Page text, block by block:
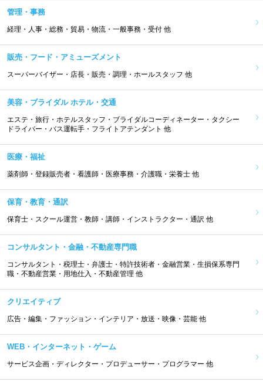
管理・事務
経理・人事・総務・貿易・物流・一般事務・受付 他
販売・フード・アミューズメント
スーパーバイザー・店長・販売・調理・ホールスタッフ 他
美容・ブライダル ホテル・交通
エステ・旅行・ホテルスタッフ・ブライダルコーディネーター・タクシー
ドライバー・バス運転手・フライトアテンダント 他
医療・福祉
薬剤師・登録販売者・看護師・医療事務・介護職・栄養士 他
保育・教育・通訳
保育士・スクール運営・教師・講師・インストラクター・通訳 他
コンサルタント・金融・不動産専門職
コンサルタント・税理士・弁護士・特許技術者・金融営業・生損保系専門
職・不動産営業・用地仕入・不動産管理 他
クリエイティブ
広告・編集・ファッション・インテリア・放送・映像・芸能 他
WEB・インターネット・ゲーム
サービス企画・ディレクター・プロデューサー・プログラマー 他